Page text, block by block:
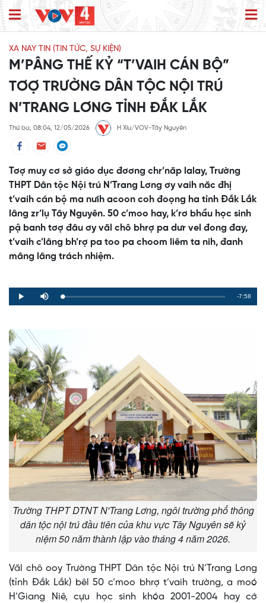
XA NAY TIN (TIN TỨC, SỰ KIỆN)
M’PÂNG THẾ KỶ “T’VAIH CÁN BỘ”
TƠỢ TRƯỜNG DÂN TỘC NỘI TRÚ
N’TRANG LƠNG TỈNH ĐẮK LẮK
Thứ ba, 08:04, 12/05/2026 H Xíu/VOV-Tây Nguyên
Tơợ muy cơ sở giáo dục đơơng chr’năp lalay, Trường
THPT Dân tộc Nội trú N’Trang Lơng ơy vaih năc đhị
t’vaih cán bộ ma nưih acoon coh đoọng ha tỉnh Đắk Lắk
lâng zr’lụ Tây Nguyên. 50 c’moo hay, k’rơ bhầu học sinh
pậ banh tơợ đâu ơy văl chô bhrợ pa dưr vel đong đay,
t’vaih c’lâng bh’rợ pa too pa choom liêm ta nih, đanh
mâng lâng trách nhiệm.
Play Mute Loaded:
0%
Progress:
0%
Remaining
-7:58
Trường THPT DTNT N'Trang Lơng, ngôi trường phổ thông
dân tộc nội trú đầu tiên của khu vực Tây Nguyên sẽ kỷ
niệm 50 năm thành lập vào tháng 4 năm 2026.
Văl chô ooy Trường THPT Dân tộc Nội trú N’Trang Lơng
(tỉnh Đắk Lắk) bêl 50 c’moo bhrợ t’vaih trường, a moó
H’Giang Niê, cựu học sinh khóa 2001-2004 hay cớ